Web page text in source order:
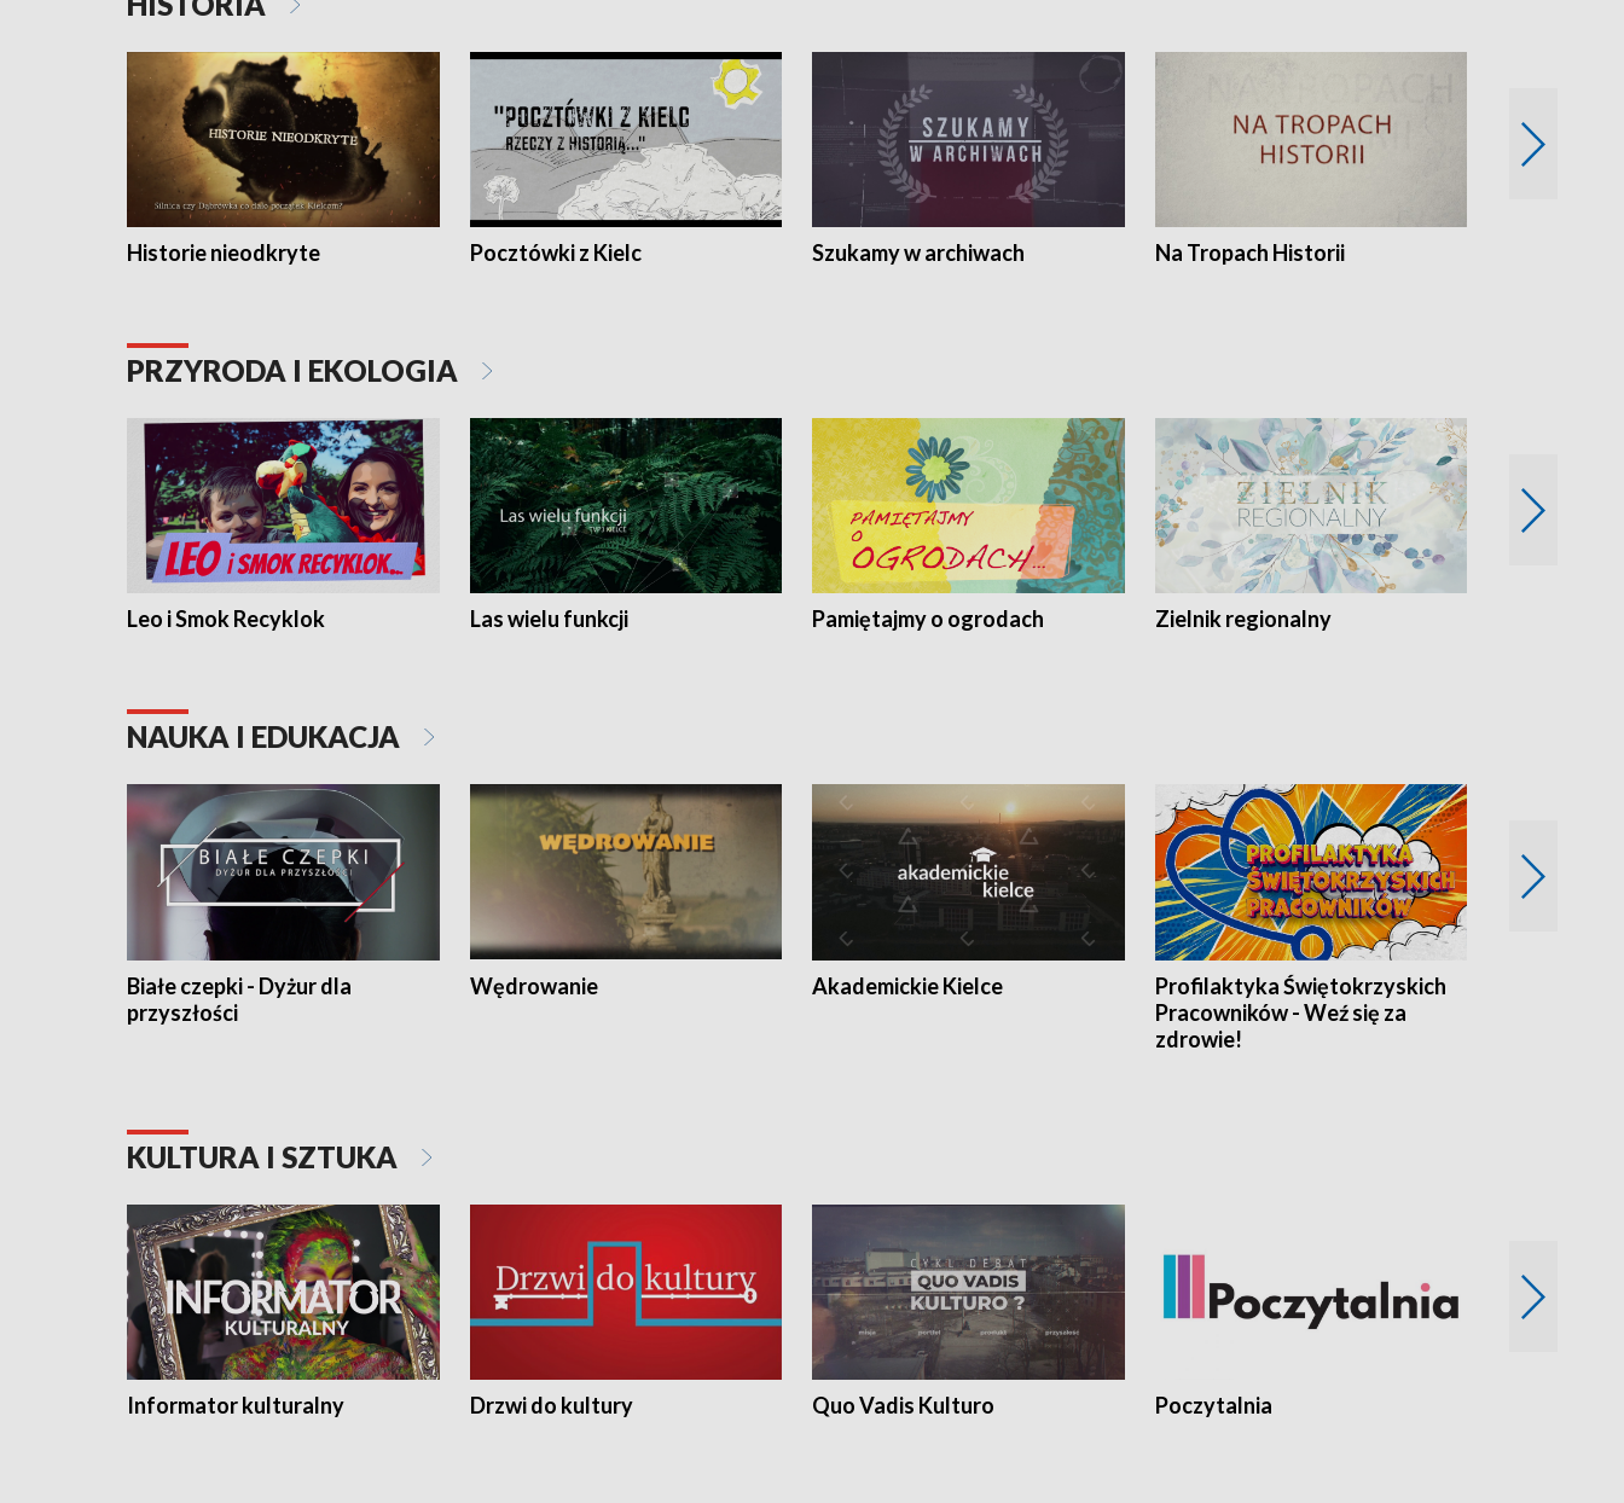
Historie nieodkryte Pocztówki z Kielc Szukamy w archiwach Na Tropach Historii
PRZYRODA I EKOLOGIA
Leo i Smok Recyklok Las wielu funkcji Pamiętajmy o ogrodach Zielnik regionalny
NAUKA I EDUKACJA
Białe czepki - Dyżur dla
przyszłości
Wędrowanie Akademickie Kielce
Profilaktyka Świętokrzyskich
Pracowników - Weź się za
zdrowie!
KULTURA I SZTUKA
Informator kulturalny Drzwi do kultury Quo Vadis Kulturo Poczytalnia